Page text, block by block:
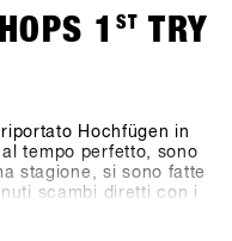
1 ST TRY
riportato Hochfügen in
tempo perfetto, sono
stagione, si sono fatte
scambi diretti con i